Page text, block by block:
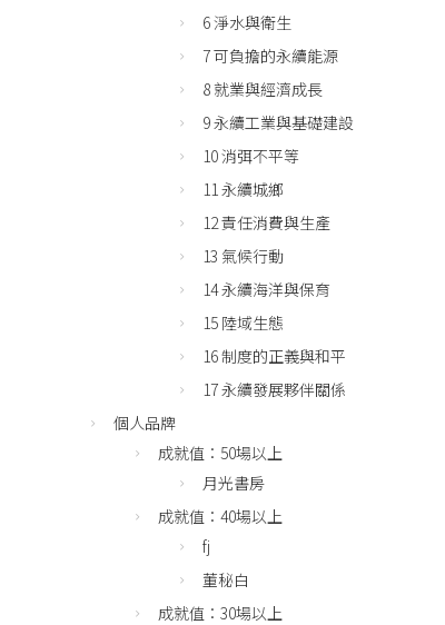
6 淨水與衛生
7 可負擔的永續能源
8 就業與經濟成長
9 永續工業與基礎建設
10 消弭不平等
11 永續城鄉
12 責任消費與生產
13 氣候行動
14 永續海洋與保育
15 陸域生態
16 制度的正義與和平
17 永續發展夥伴關係
個人品牌
成就值：50場以上
月光書房
成就值：40場以上
fj
董秘白
成就值：30場以上